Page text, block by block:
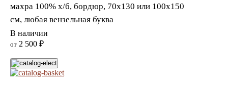
махра 100% х/б, бордюр, 70х130 или 100х150
см, любая вензельная буква
В наличии
от 2 500 ₽